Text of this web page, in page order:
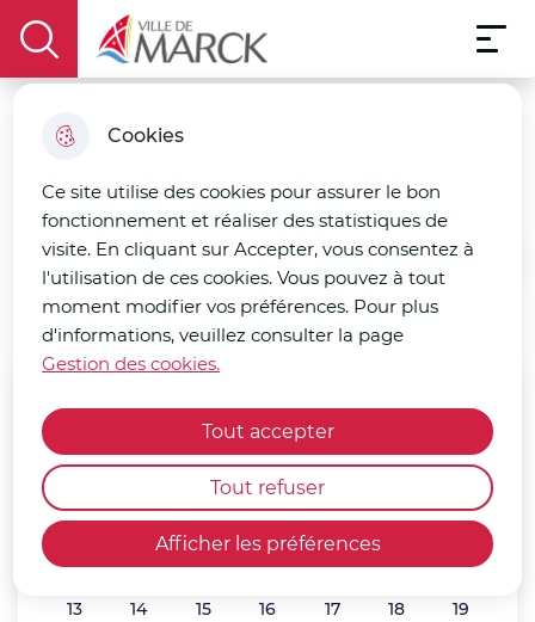
Cookies
Ce site utilise des cookies pour assurer le bon
fonctionnement et réaliser des statistiques de
visite. En cliquant sur Accepter, vous consentez à
l'utilisation de ces cookies. Vous pouvez à tout
moment modifier vos préférences. Pour plus
d'informations, veuillez consulter la page
Gestion des cookies.
Afficher les préférences
Tout accepter
Tout refuser
Aller à la
recherche
Consulter
le plan
display the search field
Ville de Marck
Menu
Water Party
Accueil
Juillet2026
MER JEU
29 30 1 2 3 4
5
6
7 8 9 10 11
12
13
14 15 16 17 18
19